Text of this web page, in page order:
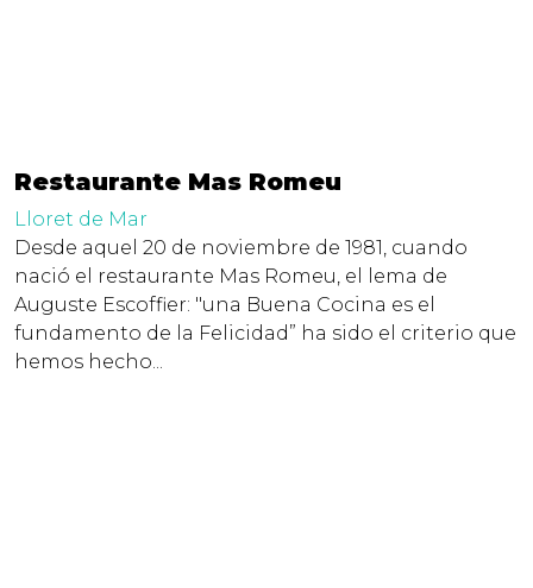
Restaurante Mas Romeu
Lloret de Mar
Desde aquel 20 de noviembre de 1981, cuando
nació el restaurante Mas Romeu, el lema de
Auguste Escoffier: "una Buena Cocina es el
fundamento de la Felicidad” ha sido el criterio que
hemos hecho...